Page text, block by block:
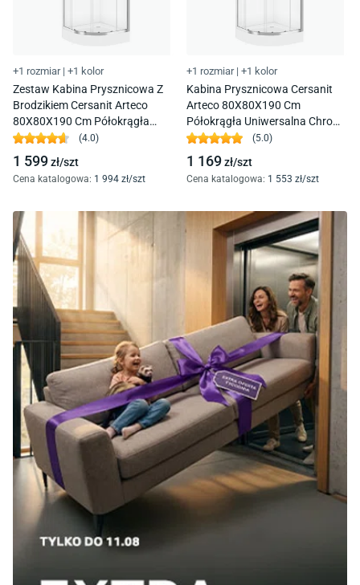
+1 rozmiar | +1 kolor
Zestaw Kabina Prysznicowa Z
Brodzikiem Cersanit Arteco
80X80X190 Cm Półokrągła
Chrom Brodzik Tako 16 Cm
S601-113
(4.0)
1 599zł/szt
Cena katalogowa: 1 994 zł/szt
+1 rozmiar | +1 kolor
Kabina Prysznicowa Cersanit
Arteco 80X80X190 Cm
Półokrągła Uniwersalna Chrom
Transparentne S157-001
(5.0)
1 169zł/szt
Cena katalogowa: 1 553 zł/szt